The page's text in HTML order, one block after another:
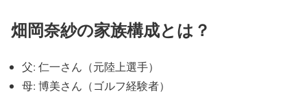
畑岡奈紗の家族構成とは？
父: 仁一さん（元陸上選手）
母: 博美さん（ゴルフ経験者）